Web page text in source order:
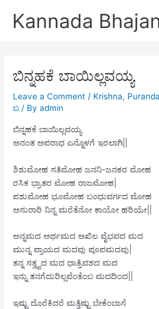
Kannada
ಬಿನ್ನಹಕೆ ಬಾಯಿಲ್ಲವಯ್ಯ
Leave a Comment / Krishna,
ಬ / Byadmin
ಬಿನ್ನಹಕೆ ಬಾಯಿಲ್ಲವಯ್ಯ
ಅನಂತ ಅಪರಾಧ ಎನ್ನೊಳಗೆ ಇರಲಾಗಿ||
ಶಿಶುಮೋಹ ಸತಿಮೋಹ ಜನನಿ-ಜನಕರ ಮೋಹ
ರಸಿಕ ಭ್ರಾತರ ಮೋಹ ರಾಜಮೋಹ|
ಪಶುಮೋಹ ಭೂಮೋಹ ಬಂಧುವರ್ಗದ ಮೋಹ
ಅಸುರಾರಿ ನಿನ್ನ ಮರೆತೆನೋ ಕಾಯೋ ಹರಿಯೇ||
ಅನ್ನಮದ ಅರ್ಥಮದ ಅಖಿಲ ವೈಭವದ ಮದ
ಮುನ್ನ ಪ್ರಾಯದ ಮದವು ಪೂಪಮದವು|
ತನ್ನ ಸತ್ತ್ವದ ಮದ ಧಾತ್ರಿವಶದ ಮದ
ಇನ್ನು ತನಗೆದುರಿಲ್ಲವೆಂತೆಂಬ ಮದದಿಂದ||
ಇಷ್ಟು ದೊರೆಕಿದರೆ ಮತ್ತಿಷ್ಟು ಬೇಕೆಂಬಾಸೆ